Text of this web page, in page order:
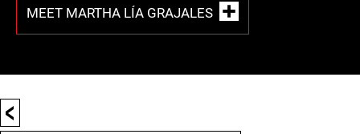
MEET MARTHA LÍA GRAJALES
<